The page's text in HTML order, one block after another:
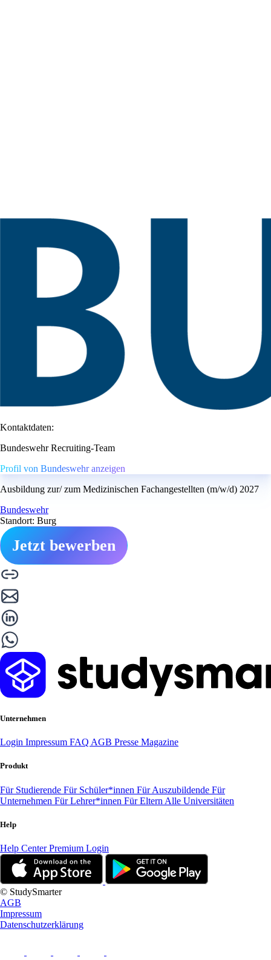
Kontaktdaten:
Bundeswehr Recruiting-Team
Profil von Bundeswehr anzeigen
Ausbildung zur/ zum Medizinischen Fachangestellten (m/w/d) 2027
Bundeswehr
Standort: Burg
Jetzt bewerben
Unternehmen
Login Impressum FAQ AGB Presse Magazine
Produkt
Für Studierende Für Schüler*innen Für Auszubildende Für
Unternehmen Für Lehrer*innen Für Eltern Alle Universitäten
Help
Help CenterPremium Login
© StudySmarter
AGB
Impressum
Datenschutzerklärung